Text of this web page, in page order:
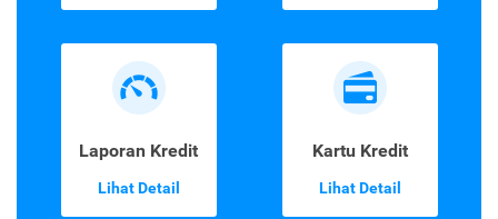
Laporan Kredit
Lihat Detail
Kartu Kredit
Lihat Detail